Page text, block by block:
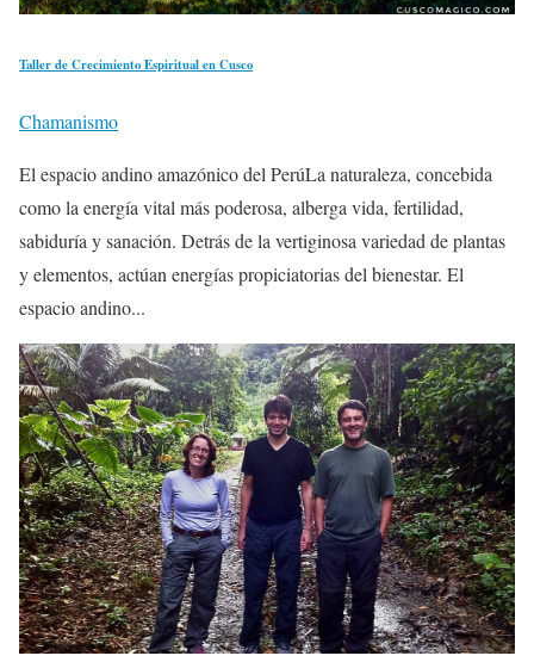
Taller de Crecimiento Espiritual en Cusco
Chamanismo
El espacio andino amazónico del PerúLa naturaleza, concebida
como la energía vital más poderosa, alberga vida, fertilidad,
sabiduría y sanación. Detrás de la vertiginosa variedad de plantas
y elementos, actúan energías propiciatorias del bienestar. El
espacio andino...